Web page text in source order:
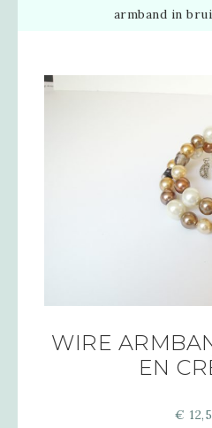
armband in
WIRE
EN
€